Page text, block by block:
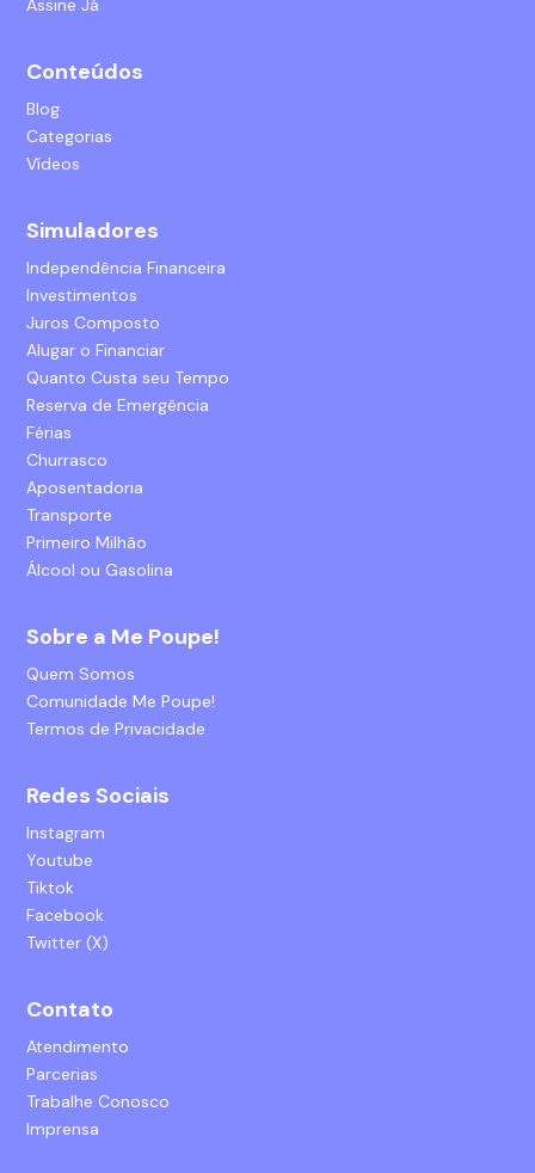
Conteúdos
Blog
Categorias
Vídeos
Simuladores
Independência Financeira
Investimentos
Juros Composto
Alugar o Financiar
Quanto Custa seu Tempo
Reserva de Emergência
Férias
Churrasco
Aposentadoria
Transporte
Primeiro Milhão
Álcool ou Gasolina
Sobre a Me Poupe!
Quem Somos
Comunidade Me Poupe!
Termos de Privacidade
Redes Sociais
Instagram
Youtube
Tiktok
Facebook
Twitter (X)
Contato
Atendimento
Parcerias
Trabalhe Conosco
Imprensa